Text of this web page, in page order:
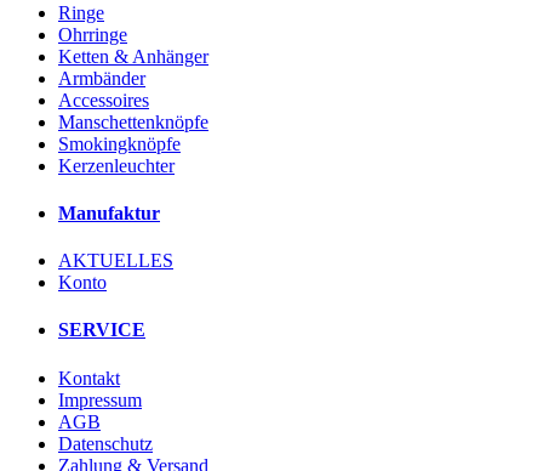
Ringe
Ohrringe
Ketten & Anhänger
Armbänder
Accessoires
Manschettenknöpfe
Smokingknöpfe
Kerzenleuchter
Manufaktur
AKTUELLES
Konto
SERVICE
Kontakt
Impressum
AGB
Datenschutz
Zahlung & Versand